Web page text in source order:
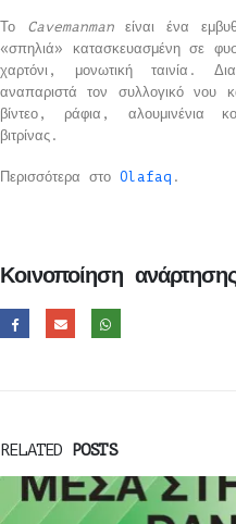
Το Cavemanmanείναι ένα
«σπηλιά» κατασκευασμένη σε
χαρτόνι, μονωτική ταινία.
αναπαριστά τον συλλογικό νου
βίντεο, ράφια, αλουμινένια
βιτρίνας.
Περισσότερα στο Olafaq .
Κοινοποίηση
RELATED POSTS